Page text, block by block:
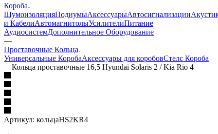
Короба
ШумоизоляцияПодиумыАксессуарыАвтосигнализации
и КабелиАвтомагнитолыУсилителиПитание
АудиосистемДополнительное Оборудование
—
Проставочные Кольца
Универсальные КоробаАксессуары для коробовСтелс Короба
—Кольца проставочные 16,5 Hyundai Solaris 2 / Kia Rio 4
Артикул: кольцаHS2KR4